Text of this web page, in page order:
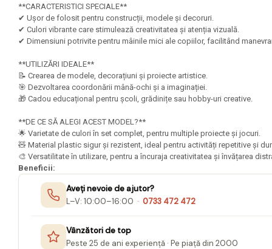
Hartie Creponata, Hartie
Glasata
Trusa geometrie scolara
Rigle, echere si raportor
plastic
Sticle, caserole, pusculite,
suporturi copii
Etichete scolare
Stickere scolare
Seturi scolare
Plastilina, Planseta plastilina
**CARACTERISTICI SPECIALE**
✔ Ușor de folosit pentru construcții, modele și decoruri.
✔ Culori vibrante care stimulează creativitatea și atenția vizuală.
✔ Dimensiuni potrivite pentru mâinile mici ale copiilor, facilitând
**UTILIZĂRI IDEALE**
📝 Crearea de modele, decorațiuni și proiecte artistice.
🎯 Dezvoltarea coordonării mână-ochi și a imaginației.
🎁 Cadou educațional pentru școli, grădinițe sau hobby-uri creative.
**DE CE SĂ ALEGI ACEST MODEL?**
🌟 Varietate de culori în set complet, pentru multiple proiecte și jocuri.
🧸 Material plastic sigur și rezistent, ideal pentru activități repetitive și
🎨 Versatilitate în utilizare, pentru a încuraja creativitatea și învățarea
Beneficii:
Aveți nevoie de ajutor?
L–V: 10:00–16:00 · 0733 472 472
Vânzători de top
Peste 25 de ani experiență · Pe piață din 2000